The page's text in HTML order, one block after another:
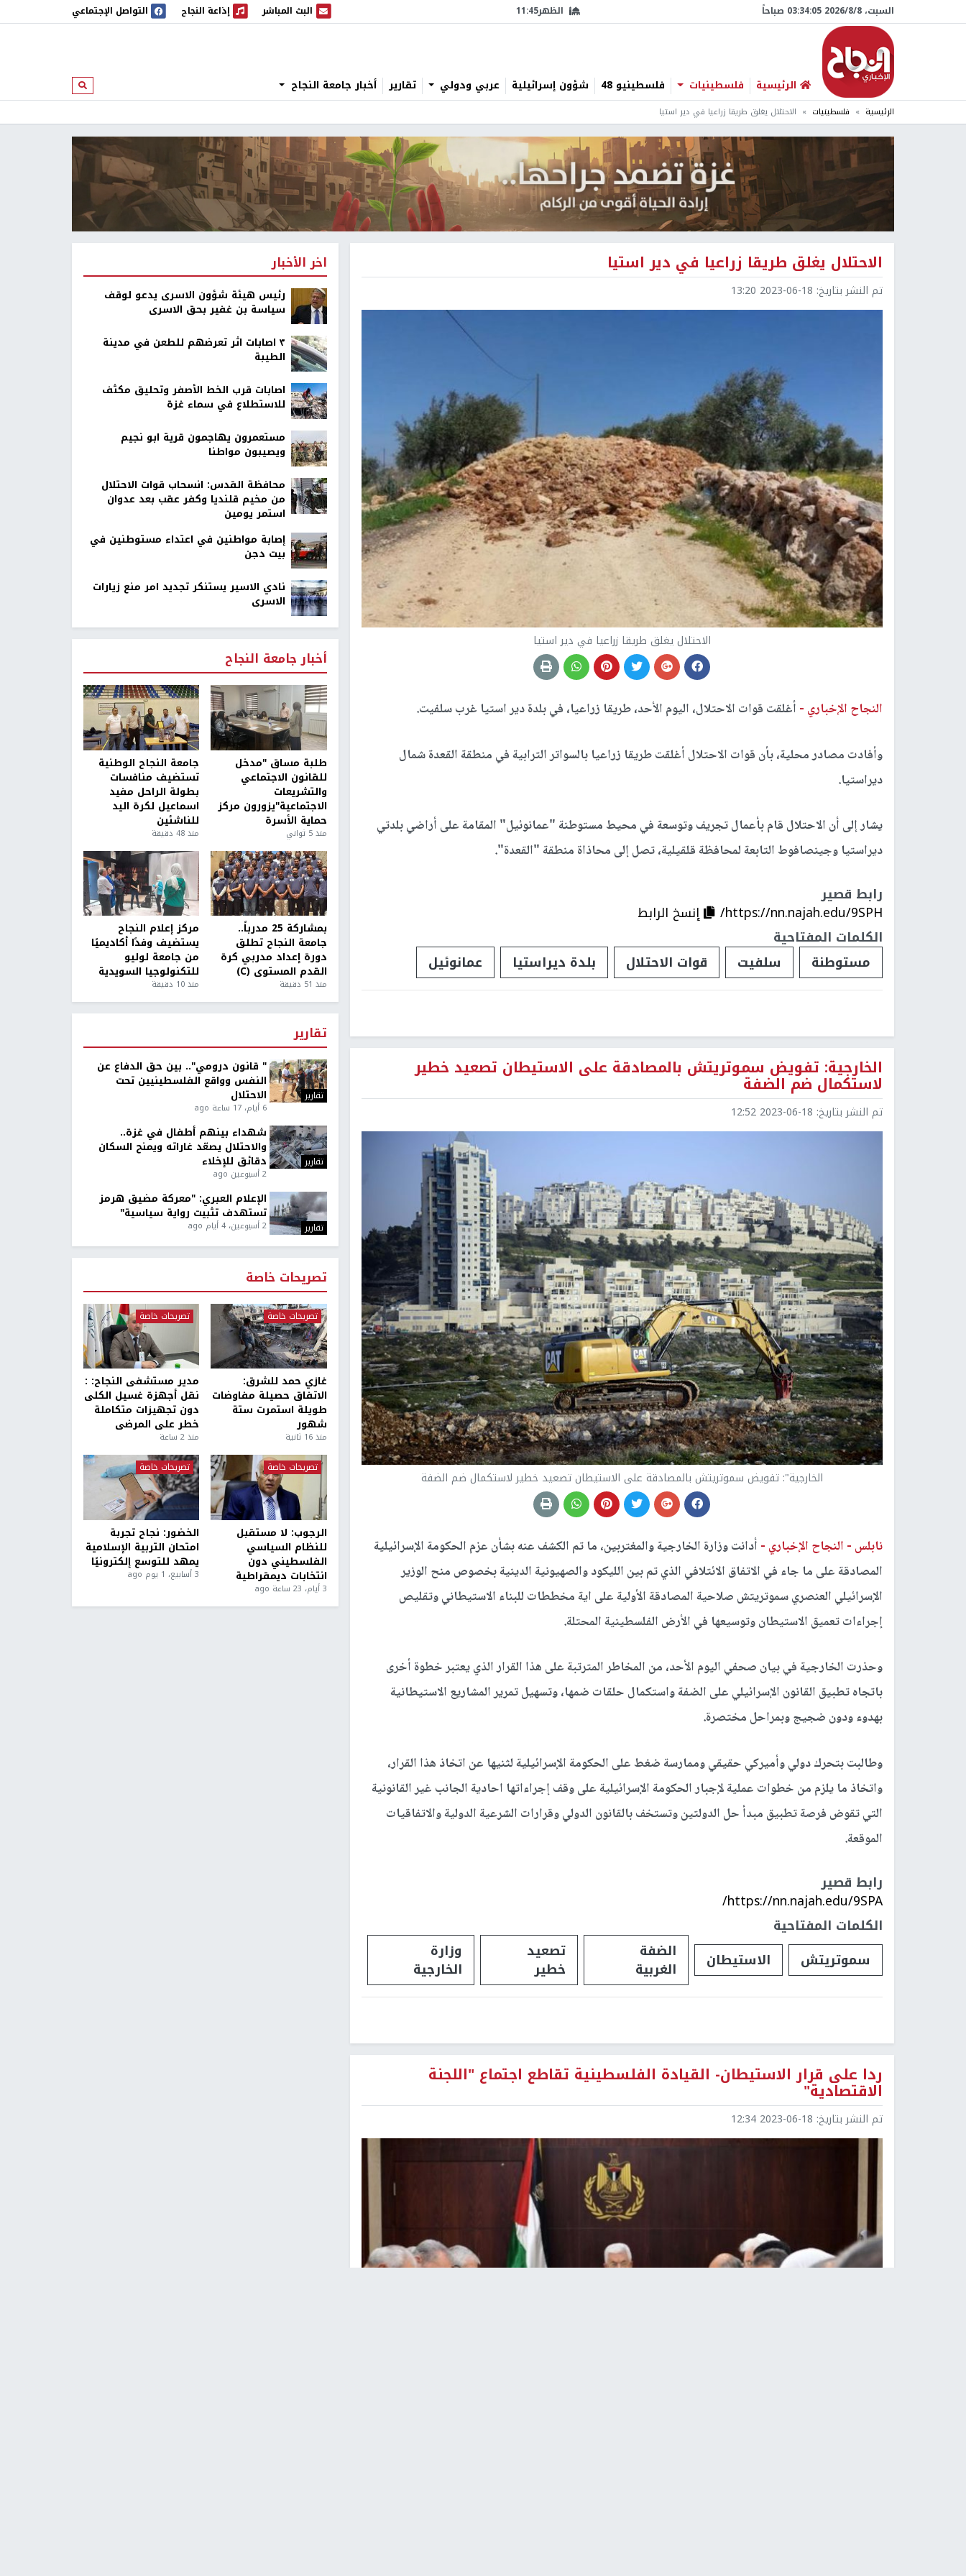
السبت، 8/‏8/‏2026 03:34:06 صباحاً الظهر11:45 البث المباشر
البث المباشر إذاعة النجاح
إذاعة النجاح التواصل الإجتماعي
الرئيسية فلسطينيات فلسطينيو 48 شؤون إسرائيلية عربي ودولي تقارير أخبار جامعة النجاح ابحث
الرئيسية فلسطينيات الاحتلال يغلق طريقا زراعيا في دير استيا
الاحتلال يغلق طريقا زراعيا في دير استيا
تم النشر بتاريخ: 2023-06-18 13:20
الاحتلال يغلق طريقا زراعيا في دير استيا
النجاح الإخباري - أغلقت قوات الاحتلال، اليوم الأحد، طريقا زراعيا، في بلدة دير استيا غرب سلفيت.
وأفادت مصادر محلية، بأن قوات الاحتلال أغلقت طريقا زراعيا بالسواتر الترابية في منطقة القعدة شمال
ديراستيا.
يشار إلى أن الاحتلال قام بأعمال تجريف وتوسعة في محيط مستوطنة "عمانوئيل" المقامة على أراضي بلدتي
ديراستيا وجينصافوط التابعة لمحافظة قلقيلية، تصل إلى محاذاة منطقة "القعدة".
رابط قصير
https://nn.najah.edu/9SPH/
إنسخ الرابط
الكلمات المفتاحية
مستوطنة
سلفيت قوات الاحتلال بلدة ديراستيا عمانوئيل
الخارجية: تفويض سموتريتش بالمصادقة على الاستيطان تصعيد خطير
لاستكمال ضم الضفة
تم النشر بتاريخ: 2023-06-18 12:52
الخارجية": تفويض سموتريتش بالمصادقة على الاستيطان تصعيد خطير لاستكمال ضم الضفة
نابلس - النجاح الإخباري - أدانت وزارة الخارجية والمغتربين، ما تم الكشف عنه بشأن عزم الحكومة الإسرائيلية
المصادقة على ما جاء في الاتفاق الائتلافي الذي تم بين الليكود والصهيونية الدينية بخصوص منح الوزير
الإسرائيلي العنصري سموتريتش صلاحية المصادقة الأولية على اية مخططات للبناء الاستيطاني وتقليص
إجراءات تعميق الاستيطان وتوسيعها في الأرض الفلسطينية المحتلة.
وحذرت الخارجية في بيان صحفي اليوم الأحد، من المخاطر المترتبة على هذا القرار الذي يعتبر خطوة أخرى
باتجاه تطبيق القانون الإسرائيلي على الضفة واستكمال حلقات ضمها، وتسهيل تمرير المشاريع الاستيطانية
بهدوء ودون ضجيج وبمراحل مختصرة.
وطالبت بتحرك دولي وأميركي حقيقي وممارسة ضغط على الحكومة الإسرائيلية لثنيها عن اتخاذ هذا القرار،
واتخاذ ما يلزم من خطوات عملية لإجبار الحكومة الإسرائيلية على وقف إجراءاتها احادية الجانب غير القانونية
التي تقوض فرصة تطبيق مبدأ حل الدولتين وتستخف بالقانون الدولي وقرارات الشرعية الدولية والاتفاقيات
الموقعة.
رابط قصير
https://nn.najah.edu/9SPA/
الكلمات المفتاحية
سموتريتش
الاستيطان الضفة
الغربية
تصعيد
خطير
وزارة
الخارجية
ردا على قرار الاستيطان- القيادة الفلسطينية تقاطع اجتماع "اللجنة
الاقتصادية"
تم النشر بتاريخ: 2023-06-18 12:34
اخر الأخبار
رئيس هيئة شؤون الاسرى يدعو لوقف
سياسة بن غفير بحق الاسرى
٣ اصابات اثر تعرضهم للطعن في مدينة
الطيبة
اصابات قرب الخط الأصفر وتحليق مكثف
للاستطلاع في سماء غزة
مستعمرون يهاجمون قرية ابو نجيم
ويصيبون مواطنا
محافظة القدس: انسحاب قوات الاحتلال
من مخيم قلنديا وكفر عقب بعد عدوان
استمر يومين
إصابة مواطنين في اعتداء مستوطنين في
بيت دجن
نادي الاسير يستنكر تجديد امر منع زيارات
الاسرى
أخبار جامعة النجاح
طلبة مساق "مدخل
للقانون الاجتماعي
والتشريعات
الاجتماعية"يزورون مركز
حماية الأسرة
منذ 5 ثواني
جامعة النجاح الوطنية
تستضيف منافسات
بطولة الراحل مفيد
اسماعيل لكرة اليد
للناشئين
منذ 48 دقيقة
بمشاركة 25 مدرباً..
جامعة النجاح تطلق
دورة إعداد مدربي كرة
القدم المستوى (C)
منذ 51 دقيقة
مركز إعلام النجاح
يستضيف وفدًا أكاديميًا
من جامعة لوليو
للتكنولوجيا السويدية
منذ 10 دقيقة
تقارير
تقارير
" قانون درومي".. بين حق الدفاع عن
النفس وواقع الفلسطينيين تحت
الاحتلال
6 أيام، 17 ساعة ago
تقارير
شهداء بينهم أطفال في غزة..
والاحتلال يصعّد غاراته ويمنح السكان
دقائق للإخلاء
2 أسبوعين ago
تقارير
الإعلام العبري: "معركة مضيق هرمز
تستهدف تثبيت رواية سياسية"
2 أسبوعين، 4 أيام ago
تصريحات خاصة
تصريحات خاصة
غازي حمد للشرق:
الاتفاق حصيلة مفاوضات
طويلة استمرت ستة
شهور
منذ 16 ثانية
تصريحات خاصة
مدير مستشفى النجاح: :
نقل أجهزة غسيل الكلى
دون تجهيزات متكاملة
خطر على المرضى
منذ 2 ساعة
تصريحات خاصة
الرجوب: لا مستقبل
للنظام السياسي
الفلسطيني دون
انتخابات ديمقراطية
3 أيام، 23 ساعة ago
تصريحات خاصة
الخضور: نجاح تجربة
امتحان التربية الإسلامية
يمهد للتوسع إلكترونيًا
3 أسابيع، 1 يوم ago